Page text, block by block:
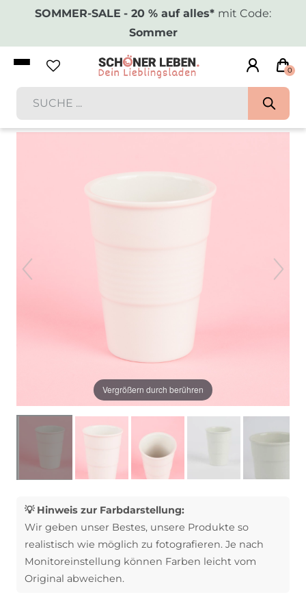
SOMMER-SALE - 20 % auf alles* mit Code:
Sommer
0
Vergrößern durch berühren
💡 Hinweis zur Farbdarstellung:
Wir geben unser Bestes, unsere Produkte so
realistisch wie möglich zu fotografieren. Je nach
Monitoreinstellung können Farben leicht vom
Original abweichen.